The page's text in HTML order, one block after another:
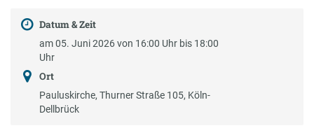
Datum & Zeit
am 05. Juni 2026 von 16:00 Uhr bis 18:00
Uhr
Ort
Pauluskirche, Thurner Straße 105, Köln-
Dellbrück